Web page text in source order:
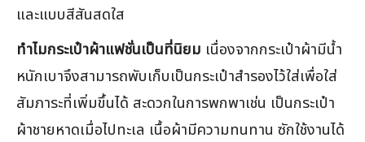
และแบบสีสันสดใส
ทำไมกระเป๋าผ้าแฟชั่นเป็นที่นิยม เนื่องจากกระเป๋าผ้ามีน้ำ
หนักเบาจึงสามารถพับเก็บเป็นกระเป๋าสำรองไว้ใส่เพื่อใส่
สัมภาระที่เพิ่มขึ้นได้ สะดวกในการพกพาเช่น เป็นกระเป๋า
ผ้าชายหาดเมื่อไปทะเล เนื้อผ้ามีความทนทาน ซักใช้งานได้